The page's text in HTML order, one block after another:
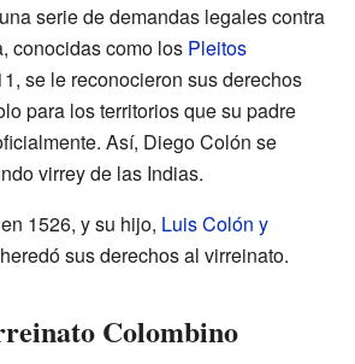
serie de demandas legales contra
conocidas como los Pleitos
se le reconocieron sus derechos
para los territorios que su padre
Así, Diego Colón se
virrey de las Indias.
1526, y su hijo, Luis Colón y
sus derechos al virreinato.
Colombino